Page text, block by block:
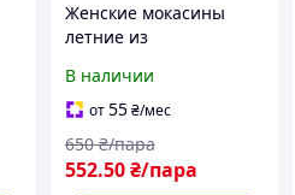
Женские мокасины
летние из
перфорированные
легкие слипоны
дышащие балетки на
полиуретановой
подошве Черные
В наличии
от55 ₴/мес
552.50 ₴/пара
650 ₴/пара